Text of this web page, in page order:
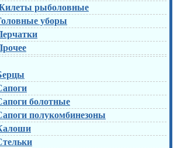
рыболовные
уборы
болотные
полукомбинезоны